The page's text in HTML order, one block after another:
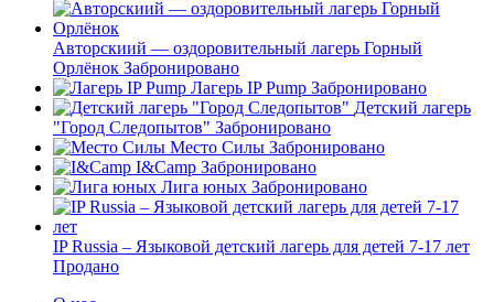
Авторскиий — оздоровительный лагерь Горный
Орлёнок Забронировано
Лагерь IP Pump Забронировано
Детский лагерь
"Город Следопытов" Забронировано
Место Силы Забронировано
I&Camp Забронировано
Лига юных Забронировано
IP Russia – Языковой детский лагерь для детей 7-17 лет
Продано